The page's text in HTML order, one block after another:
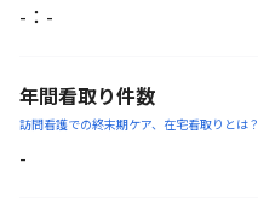
- ： -
年間看取り件数
訪問看護での終末期ケア、 在宅看取りとは？
-